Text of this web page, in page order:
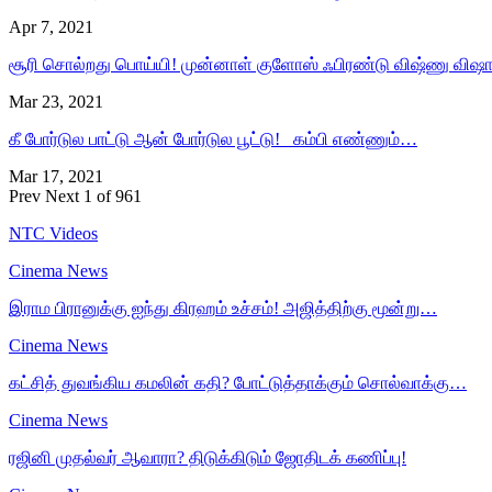
Apr 7, 2021
சூரி சொல்றது பொய்யி! முன்னாள் குளோஸ் ஃபிரண்டு விஷ்ணு
Mar 23, 2021
கீ போர்டுல பாட்டு ஆன் போர்டுல பூட்டு! கம்பி எண்ணும்…
Mar 17, 2021
Prev Next 1 of 961
NTC Videos
Cinema News
இராம பிரானுக்கு ஐந்து கிரஹம் உச்சம்! அஜித்திற்கு மூன்று…
Cinema News
கட்சித் துவங்கிய கமலின் கதி? போட்டுத்தாக்கும் சொல்வாக்கு…
Cinema News
ரஜினி முதல்வர் ஆவாரா? திடுக்கிடும் ஜோதிடக் கணிப்பு!